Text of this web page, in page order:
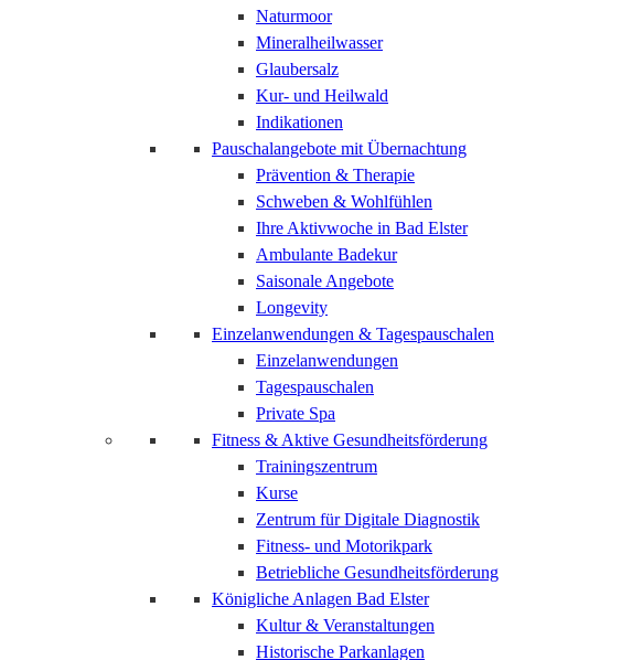
Naturmoor
Mineralheilwasser
Glaubersalz
Kur- und Heilwald
Indikationen
Pauschalangebote mit Übernachtung
Prävention & Therapie
Schweben & Wohlfühlen
Ihre Aktivwoche in Bad Elster
Ambulante Badekur
Saisonale Angebote
Longevity
Einzelanwendungen & Tagespauschalen
Einzelanwendungen
Tagespauschalen
Private Spa
Fitness & Aktive Gesundheitsförderung
Trainingszentrum
Kurse
Zentrum für Digitale Diagnostik
Fitness- und Motorikpark
Betriebliche Gesundheitsförderung
Königliche Anlagen Bad Elster
Kultur & Veranstaltungen
Historische Parkanlagen